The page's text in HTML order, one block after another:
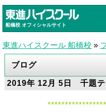
船橋校 オフィシャルサイト
東進ハイスクール 船橋校 »
ブログ
2019年 12月 5日 千題テ